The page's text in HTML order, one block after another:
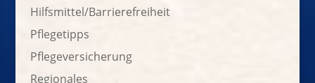
Hilfsmittel/Barrierefreiheit
Pflegetipps
Pflegeversicherung
Regionales